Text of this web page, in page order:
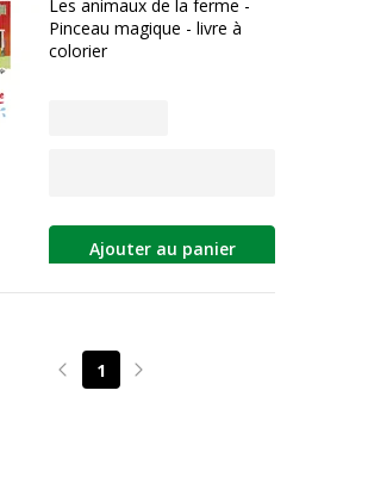
Les animaux de la ferme -
Pinceau magique - livre à
colorier
Ajouter au panier
Page précédente
1 Page suivante